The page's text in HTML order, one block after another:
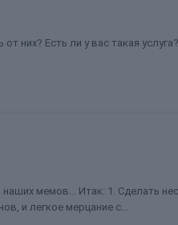
них? Есть ли у вас такая
мемов... Итак: 1. Сделать
и легкое мерцание с...